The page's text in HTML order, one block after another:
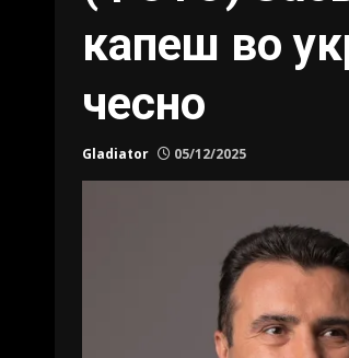
капеш во
чесно
Gladiator 05/12/2025